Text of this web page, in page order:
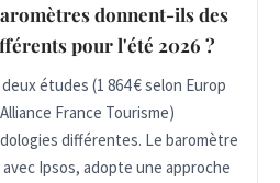
donnent-ils des
pour l'été 2026 ?
études (1 864 € selon Europ
France Tourisme)
différentes. Le baromètre
Ipsos, adopte une approche